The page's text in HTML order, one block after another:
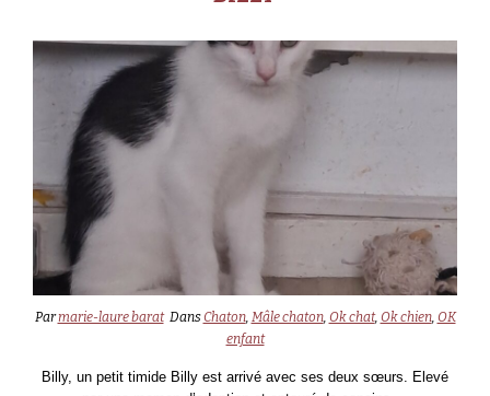
Parmarie-laure barat DansChaton, Mâle chaton, Ok chat, Ok chien, OK
enfant
Billy, un petit timide Billy est arrivé avec ses deux sœurs. Elevé